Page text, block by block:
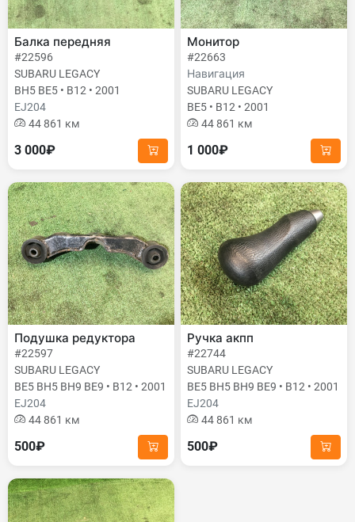
Балка передняя
#22596
SUBARU LEGACY
BH5 BE5 • B12 • 2001
EJ204
44 861 км
3 000₽
Монитор
#22663
Навигация
SUBARU LEGACY
BE5 • B12 • 2001
44 861 км
1 000₽
Подушка редуктора
#22597
SUBARU LEGACY
BE5 BH5 BH9 BE9 • B12 • 2001
EJ204
44 861 км
500₽
Ручка акпп
#22744
SUBARU LEGACY
BE5 BH5 BH9 BE9 • B12 • 2001
EJ204
44 861 км
500₽